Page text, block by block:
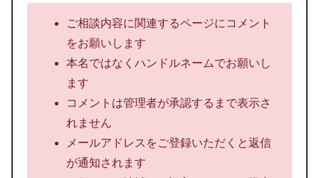
ご相談内容に関連するページにコメント
をお願いします
本名ではなくハンドルネームでお願いし
ます
コメントは管理者が承認するまで表示さ
れません
メールアドレスをご登録いただくと返信
が通知されます